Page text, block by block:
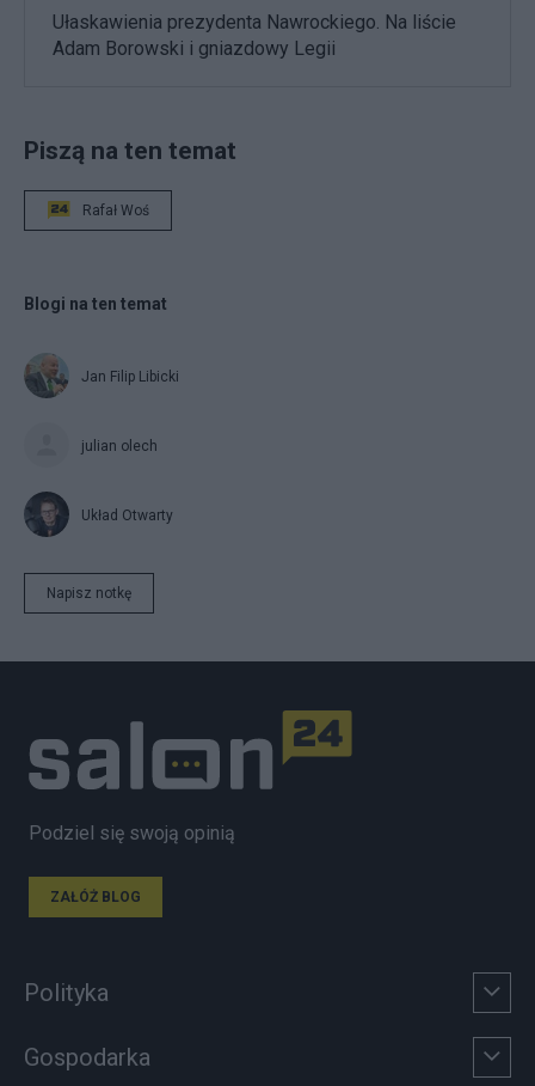
Ułaskawienia prezydenta Nawrockiego. Na liście
Adam Borowski i gniazdowy Legii
Piszą na ten temat
Rafał Woś
Blogi na ten temat
Jan Filip Libicki
julian olech
Układ Otwarty
Napisz notkę
Podziel się swoją opinią
ZAŁÓŻ BLOG
Polityka
Gospodarka